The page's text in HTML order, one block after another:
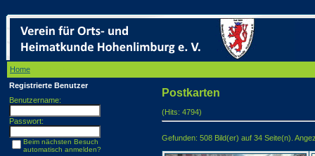
Home
Registrierte Benutzer
Benutzername:
Passwort:
Beim nächsten Besuch
automatisch anmelden?
Postkarten
(Hits: 4794)
Gefunden: 508 Bild(er) auf 34 Seite(n).